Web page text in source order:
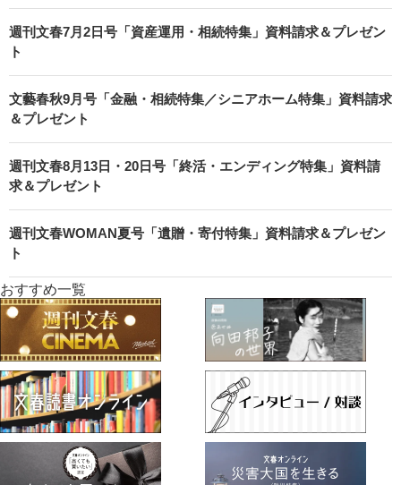
週刊文春7月2日号「資産運用・相続特集」資料請求＆プレゼン
ト
文藝春秋9月号「金融・相続特集／シニアホーム特集」資料請求
＆プレゼント
週刊文春8月13日・20日号「終活・エンディング特集」資料請
求＆プレゼント
週刊文春WOMAN夏号「遺贈・寄付特集」資料請求＆プレゼン
ト
おすすめ一覧